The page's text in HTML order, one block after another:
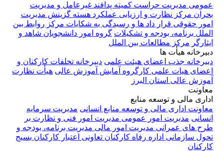
عمومی مدیریت حراست کمیته پدافند غیرعامل و مدیریت
بحران مرکز نظارت و ارزیابی عملکرد هسته گزینش مدیریت
امور حقوقی قرار داد ها و رسیدگی به شکایات مرکز روابط بین
الملل برنامه، بودجه و تشکیلات گروه امور دانشجویان شاهد و
ایثارگر مرکز مطالعات بین الملل
دبیرخانه هیأت ها
دبیرخانه جذب اعضای هیئت علمی دبیرخانه تخلفات کارکنان و
اعضای هیات علمی کارگروه آمایش آموزش عالی هیأت نظارت
آموزش عالی استان البرز
معاونت
اداری مالی و توسعه منابع
معاونت اداری مالی و توسعه منابع انسانی مدیریت سرمایه
انسانی مدیریت امور عمومی مدیریت امور فنی و نظارت بر
طرح های عمرانی مدیریت امور مالی مدیریت برنامه، بودجه و
تحول سازمانی اداره رفاه کارکنان تعاونی اعتبار کارکنان بسیج
کارکنان